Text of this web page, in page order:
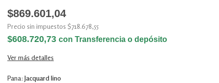
$869.601,04
Precio sin impuestos $718.678,55
$608.720,73 con Transferencia o depósito
Ver más detalles
Pana: Jacquard lino